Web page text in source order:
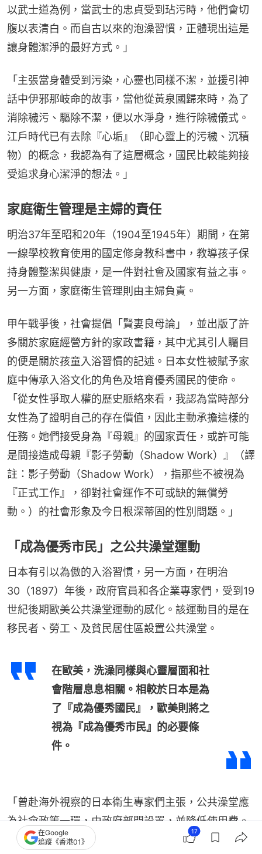
以武士道為例，當武士的忠貞受到玷污時，他們會切
腹以表清白。而自古以來的泡澡習慣，正體現出這是
讓身體潔淨的最好方式。」
「主張當身體受到污染，心靈也同樣不潔，並援引神
話中伊邪那岐命的故事，當他從黃泉國歸來時，為了
消除穢污、驅除不潔，便以水淨身，進行除穢儀式。
江戶時代已有去除『心垢』（即心靈上的污穢、沉積
物）的概念，我認為有了這層概念，國民比較能夠接
受追求身心潔淨的想法。」
家庭衛生管理是主婦的責任
明治37年至昭和20年（1904至1945年）期間，在第
一線學校教育使用的國定修身教科書中，教導孩子保
持身體整潔與健康，是一件對社會及國家有益之事。
另一方面，家庭衛生管理則由主婦負責。
甲午戰爭後，社會提倡「賢妻良母論」，並出版了許
多關於家庭經營方針的家政書籍，其中尤其引人矚目
的便是關於孩童入浴習慣的記述。日本女性被賦予家
庭中傳承入浴文化的角色及培育優秀國民的使命。
「從女性爭取人權的歷史脈絡來看，我認為當時部分
女性為了證明自己的存在價值，因此主動承擔這樣的
任務。她們接受身為『母親』的國家責任，或許可能
是間接造成母親『影子勞動（Shadow Work）』（譯
註：影子勞動（Shadow Work），指那些不被視為
『正式工作』，卻對社會運作不可或缺的無償勞
動。）的社會形象及今日根深蒂固的性別問題。」
「成為優秀市民」之公共澡堂運動
日本有引以為傲的入浴習慣，另一方面，在明治
30（1897）年後，政府官員和各企業專家們，受到19
世紀後期歐美公共澡堂運動的感化。該運動目的是在
移民者、勞工、及貧民居住區設置公共澡堂。
在歐美，洗澡同樣與心靈層面和社
會階層息息相關。相較於日本是為
了『成為優秀國民』，歐美則將之
視為『成為優秀市民』的必要條
件。
「曾赴海外視察的日本衛生專家們主張，公共澡堂應
為社會政策一環，由政府部門設置，並降低使用費。
採行政府設置、民間經營的公設民營運作方式，以大
在Google
追蹤《香港01》
17